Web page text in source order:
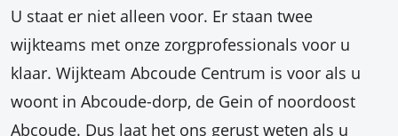
U staat er niet alleen voor. Er staan twee
wijkteams met onze zorgprofessionals voor u
klaar. Wijkteam Abcoude Centrum is voor als u
woont in Abcoude-dorp, de Gein of noordoost
Abcoude. Dus laat het ons gerust weten als u